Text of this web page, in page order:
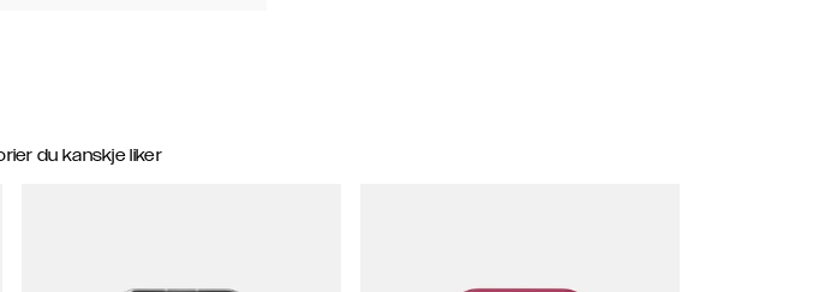
du kanskje liker